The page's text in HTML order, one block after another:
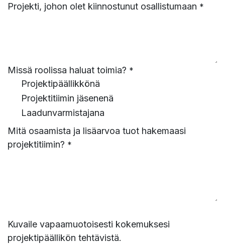
Projekti, johon olet kiinnostunut osallistumaan *
Missä roolissa haluat toimia? *
Projektipäällikkönä
Projektitiimin jäsenenä
Laadunvarmistajana
Mitä osaamista ja lisäarvoa tuot hakemaasi
projektitiimin? *
Kuvaile vapaamuotoisesti kokemuksesi
projektipäällikön tehtävistä.